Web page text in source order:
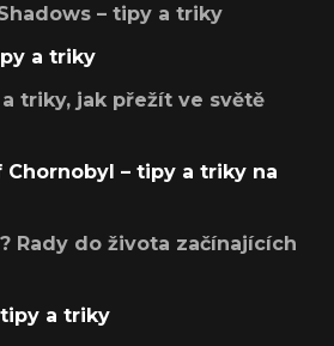
– tipy a triky
a triky
triky, jak přežít ve světě
Chornobyl – tipy a triky na
Rady do života začínajících
a triky